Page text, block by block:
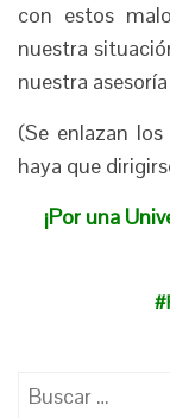
con estos
nuestra
nuestra
(Se enlazan
haya que
¡Por una
Buscar: